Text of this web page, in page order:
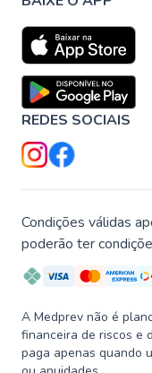
REDES SOCIAIS
Condições válidas
poderão ter
A Medprev não é
financeira de riscos e
paga apenas quando